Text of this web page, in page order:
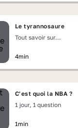
Le tyrannosaure
Tout savoir sur...
4min
C’est quoi la NBA ?
1 jour, 1 question
1min